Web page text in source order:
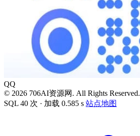
QQ
© 2026 706AI资源网. All Rights Reserved.
SQL 40 次 · 加载 0.585 s 站点地图